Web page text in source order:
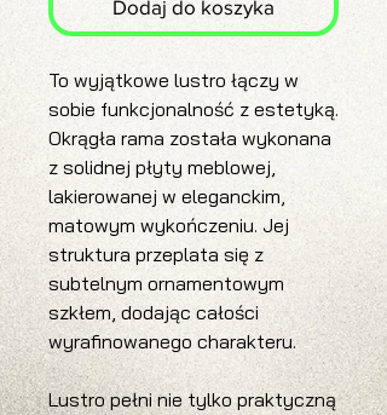
Dodaj do koszyka
To wyjątkowe lustro łączy w
sobie funkcjonalność z estetyką.
Okrągła rama została wykonana
z solidnej płyty meblowej,
lakierowanej w eleganckim,
matowym wykończeniu. Jej
struktura przeplata się z
subtelnym ornamentowym
szkłem, dodając całości
wyrafinowanego charakteru.
Lustro pełni nie tylko praktyczną